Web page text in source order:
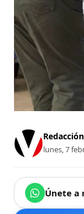
lunes, 7
Únete a